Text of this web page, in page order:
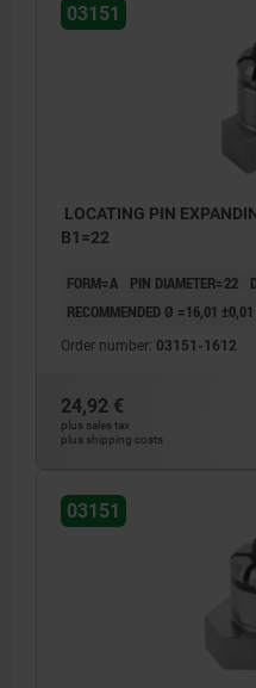
03151
LOCATING PIN
B1=22
FORM=A PIN DIAMETER=22
RECOMMENDED Ø =16,01 ±0,01
Order number: 03151-1612
24,92 €
plus sales tax
plus shipping costs
03151